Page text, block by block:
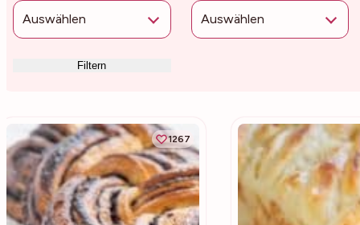
Auswählen Auswählen
Filtern
1267